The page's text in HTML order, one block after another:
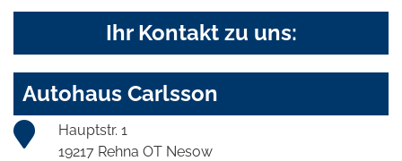
Ihr Kontakt zu uns:
Autohaus Carlsson
Hauptstr. 1
19217 Rehna OT Nesow